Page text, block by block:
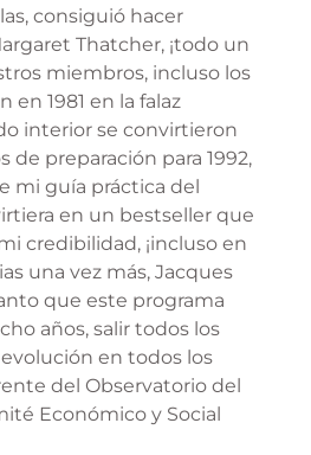
consiguió hacer
Thatcher, ¡todo un
miembros, incluso los
1981 en la falaz
interior se convirtieron
de preparación para 1992,
mi guía práctica del
en un bestseller que
credibilidad, ¡incluso en
una vez más, Jacques
que este programa
años, salir todos los
en todos los
del Observatorio del
Económico y Social